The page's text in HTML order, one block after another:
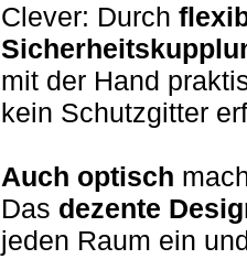
Clever: Durch
mit der Hand
kein Schutzgitter
Auch optisch
Das dezente
jeden Raum ein